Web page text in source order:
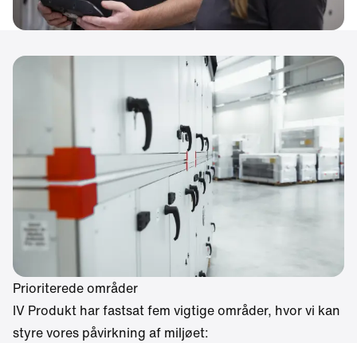
Prioriterede områder
IV Produkt har fastsat fem vigtige områder, hvor vi kan
styre vores påvirkning af miljøet: